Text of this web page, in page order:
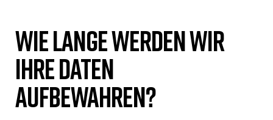
Wie lange werden wir
Ihre Daten
aufbewahren?